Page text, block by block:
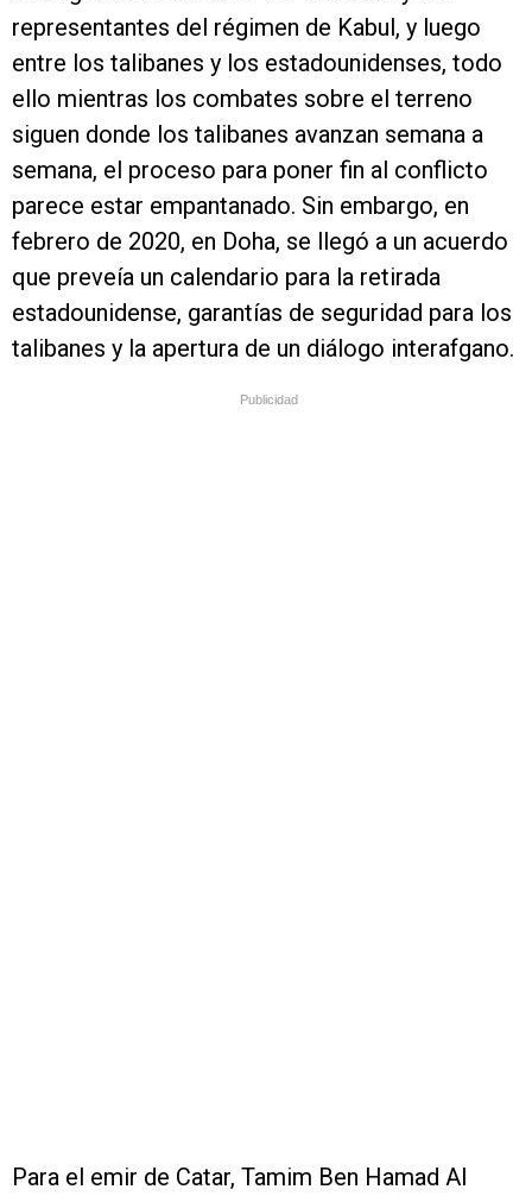
representantes del régimen de Kabul, y luego
entre los talibanes y los estadounidenses, todo
ello mientras los combates sobre el terreno
siguen donde los talibanes avanzan semana a
semana, el proceso para poner fin al conflicto
parece estar empantanado. Sin embargo, en
febrero de 2020, en Doha, se llegó a un acuerdo
que preveía un calendario para la retirada
estadounidense, garantías de seguridad para los
talibanes y la apertura de un diálogo interafgano.
Publicidad
Para el emir de Catar, Tamim Ben Hamad Al